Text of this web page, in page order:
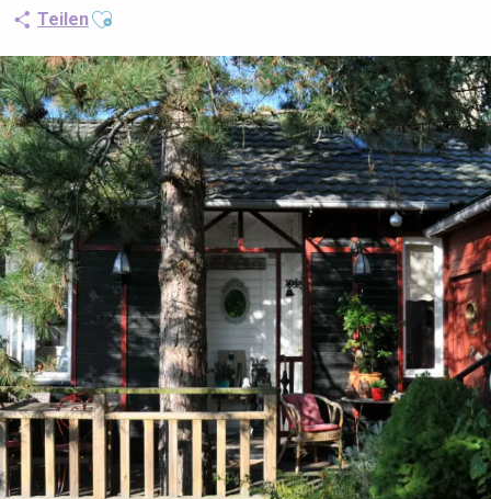
TeilenAjouter aux favoris